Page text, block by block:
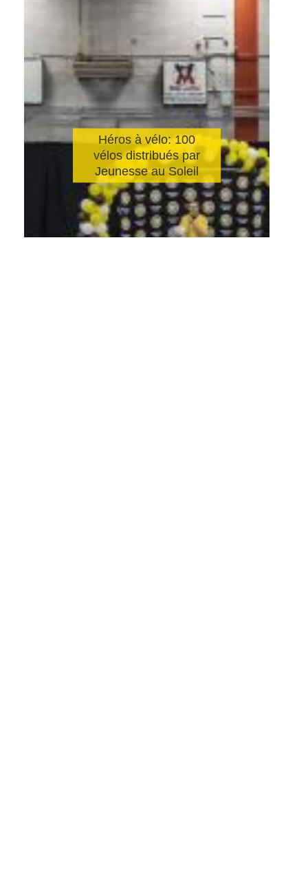
Héros à vélo: 100
vélos distribués par
Jeunesse au Soleil